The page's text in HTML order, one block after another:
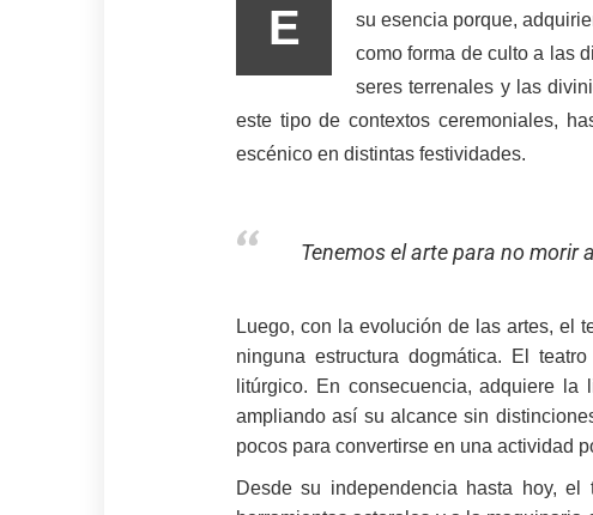
E
su esencia porque,
como forma de culto a las
seres terrenales y las
este tipo de contextos ceremoniales,
escénico en distintas festividades.
Tenemos el arte para no morir
Luego, con la evolución de las artes, el
ninguna estructura dogmática. El
litúrgico. En consecuencia, adquiere
ampliando así su alcance sin
pocos para convertirse en una actividad
Desde su independencia hasta hoy,